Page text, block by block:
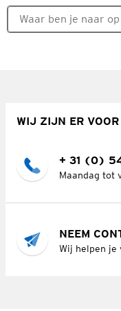
WIJ ZIJN ER
+ 31 (0)
Maandag tot
NEEM
Wij helpen je